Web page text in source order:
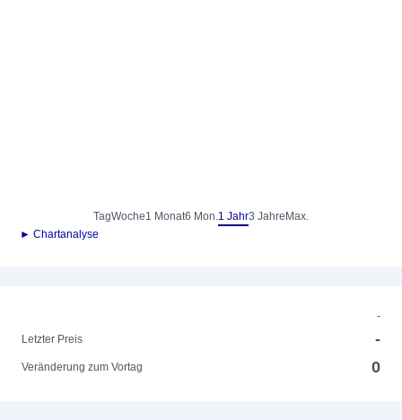
TagWoche1 Monat6 Mon.1 Jahr3 Jahre Max.
► Chartanalyse
-
Letzter Preis
-
Veränderung zum Vortag 0